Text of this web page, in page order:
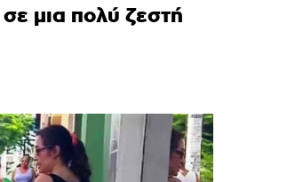
μια πολύ ζεστή